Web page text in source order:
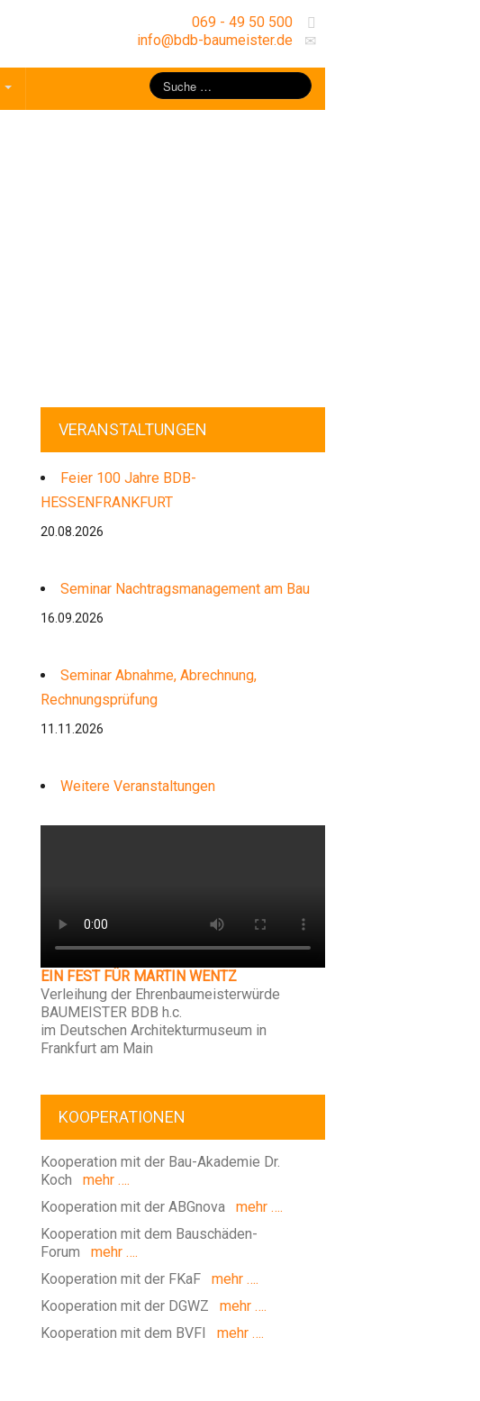
069 - 49 50 500
info@bdb-baumeister.de
VERANSTALTUNGEN
Feier 100 Jahre BDB-
HESSENFRANKFURT
20.08.2026
Seminar Nachtragsmanagement am Bau
16.09.2026
Seminar Abnahme, Abrechnung,
Rechnungsprüfung
11.11.2026
Weitere Veranstaltungen
EIN FEST FÜR MARTIN WENTZ
Verleihung der Ehrenbaumeisterwürde
BAUMEISTER BDB h.c.
im Deutschen Architekturmuseum in
Frankfurt am Main
KOOPERATIONEN
Kooperation mit der Bau-Akademie Dr.
Koch mehr ….
Kooperation mit der ABGnovamehr ….
Kooperation mit dem Bauschäden-
Forum mehr ….
Kooperation mit der FKaFmehr ….
Kooperation mit der DGWZ mehr ….
Kooperation mit dem BVFI mehr ….